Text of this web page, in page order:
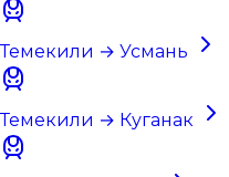
Темекили → Усмань
Темекили → Куганак